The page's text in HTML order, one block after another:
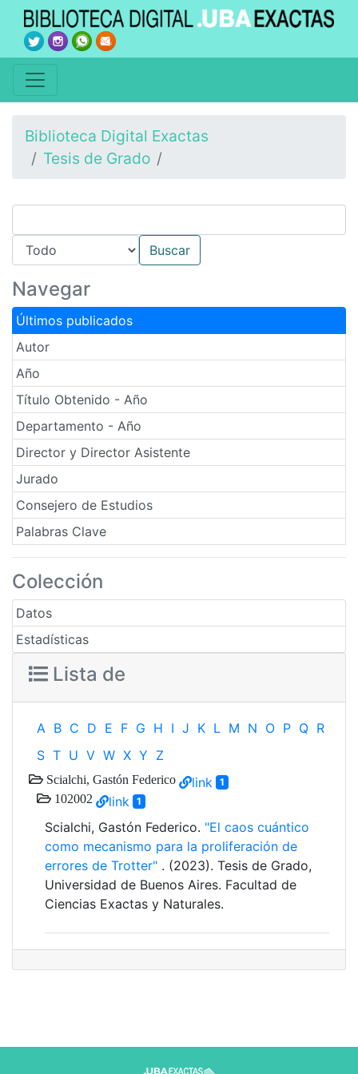
Biblioteca Digital Exactas
Tesis de Grado
Navegar
Últimos publicados
Autor
Año
Título Obtenido - Año
Departamento - Año
Director y Director Asistente
Jurado
Consejero de Estudios
Palabras Clave
Colección
Datos
Estadísticas
Lista de
A B C D E F G H I J K L M N O P Q R
S T U V W X Y Z
Scialchi, Gastón Federico link 1
102002 link 1
Scialchi, Gastón Federico. "El caos cuántico
como mecanismo para la proliferación de
errores de Trotter" . (2023). Tesis de Grado,
Universidad de Buenos Aires. Facultad de
Ciencias Exactas y Naturales.